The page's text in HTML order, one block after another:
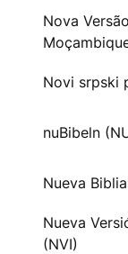
Nova
Novi srpski
nuBibeln
Nueva
Nueva
(NVI)